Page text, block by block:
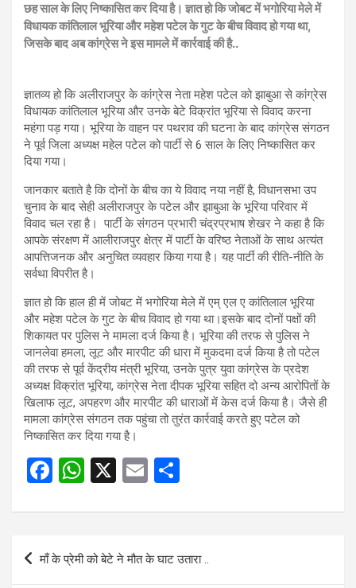
छह साल के लिए निष्कासित कर दिया है। ज्ञात हो कि जोबट में भगोरिया मेले में
विधायक कांतिलाल भूरिया और महेश पटेल के गुट के बीच विवाद हो गया था,
जिसके बाद अब कांग्रेस ने इस मामले में कार्रवाई की है..
ज्ञातव्य हो कि अलीराजपुर के कांग्रेस नेता महेश पटेल को झाबुआ से कांग्रेस
विधायक कांतिलाल भूरिया और उनके बेटे विक्रांत भूरिया से विवाद करना
महंगा पड़ गया। भूरिया के वाहन पर पथराव की घटना के बाद कांग्रेस संगठन
ने पूर्व जिला अध्यक्ष महेल पटेल को पार्टी से 6 साल के लिए निष्कासित कर
दिया गया।
जानकार बताते है कि दोनों के बीच का ये विवाद नया नहीं है, विधानसभा उप
चुनाव के बाद सेही अलीराजपुर के पटेल और झाबुआ के भूरिया परिवार में
विवाद चल रहा है। पार्टी के संगठन प्रभारी चंद्रप्रभाष शेखर ने कहा है कि
आपके संरक्षण में आलीराजपुर क्षेत्र में पार्टी के वरिष्ठ नेताओं के साथ अत्यंत
आपत्तिजनक और अनुचित व्यवहार किया गया है। यह पार्टी की रीति-नीति के
सर्वथा विपरीत है।
ज्ञात हो कि हाल ही में जोबट में भगोरिया मेले में एम् एल ए कांतिलाल भूरिया
और महेश पटेल के गुट के बीच विवाद हो गया था।इसके बाद दोनों पक्षों की
शिकायत पर पुलिस ने मामला दर्ज किया है। भूरिया की तरफ से पुलिस ने
जानलेवा हमला, लूट और मारपीट की धारा में मुकदमा दर्ज किया है तो पटेल
की तरफ से पूर्व केंद्रीय मंत्री भूरिया, उनके पुत्र युवा कांग्रेस के प्रदेश
अध्यक्ष विक्रांत भूरिया, कांग्रेस नेता दीपक भूरिया सहित दो अन्य आरोपितों के
खिलाफ लूट, अपहरण और मारपीट की धाराओं में केस दर्ज किया है। जैसे ही
मामला कांग्रेस संगठन तक पहुंचा तो तुरंत कार्रवाई करते हुए पटेल को
निष्कासित कर दिया गया है।
F
ce
b
o
W
at
s
A
X
E
ail ar
Post
navigation
माँ के प्रेमी को बेटे ने मौत के घाट उतारा ..